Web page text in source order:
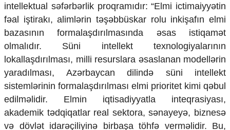
intellektual səfərbərlik proqramıdır: “Elmi ictimaiyyətin
fəal iştirakı, alimlərin təşəbbüskar rolu inkişafın elmi
bazasının formalaşdırılmasında əsas istiqamət
olmalıdır. Süni intellekt texnologiyalarının
lokallaşdırılması, milli resurslara əsaslanan modellərin
yaradılması, Azərbaycan dilində süni intellekt
sistemlərinin formalaşdırılması elmi prioritet kimi qəbul
edilməlidir. Elmin iqtisadiyyatla inteqrasiyası,
akademik tədqiqatlar real sektora, sənayeyə, biznesə
və dövlət idarəçiliyinə birbaşa töhfə verməlidir. Bu,